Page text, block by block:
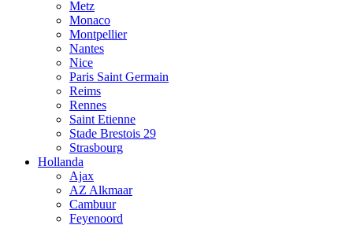
Metz
Monaco
Montpellier
Nantes
Nice
Paris Saint Germain
Reims
Rennes
Saint Etienne
Stade Brestois 29
Strasbourg
Hollanda
Ajax
AZ Alkmaar
Cambuur
Feyenoord